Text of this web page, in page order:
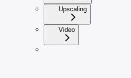
Upscaling
Video